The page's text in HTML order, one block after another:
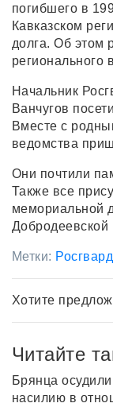
погибшего в
Кавказском
долга. Об этом
регионального
Начальник
Ванчугов
Вместе с
ведомства
Они почтили
Также все
мемориальной
Метки:
Хотите
Читайте
Брянца
насилию в